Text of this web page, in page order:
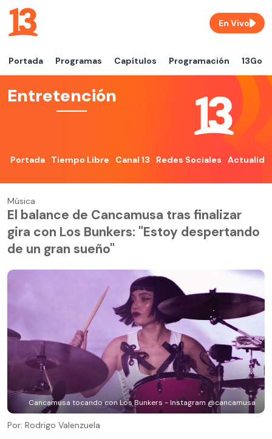
Portada Programas Capítulos Programación 13Go
En Vivo
Entretención
Portada Tiempo Libre Canal 13 Redes Sociales
Música
El balance de Cancamusa tras finalizar
gira con Los Bunkers: "Estoy despertando
de un gran sueño"
Cancamusa tocando con Los Bunkers - Instagram @cancamusa
Por: Rodrigo Valenzuela